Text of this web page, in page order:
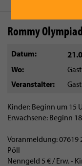
Rommy
Datum
Wo
Veranstalter
Kinder: Beginn um 15
Erwachsene: Beginn
Voranmeldung: 07619
Pöll
Nenngeld 5 € / Erw. -